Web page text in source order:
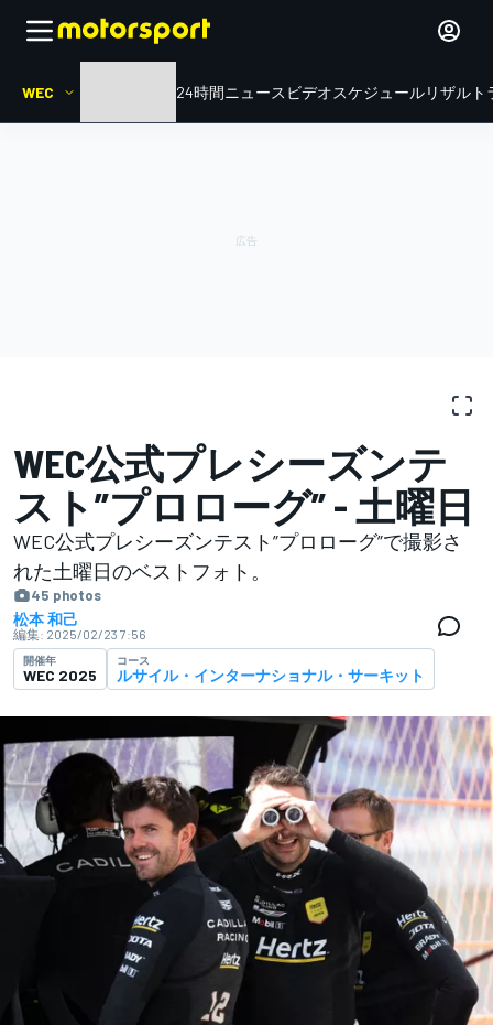
WEC ル・マン24時間ニュース ビデオスケジュールリザルト
WEC公式プレシーズンテ
スト”プロローグ” - 土曜日
WEC公式プレシーズンテスト”プロローグ”で撮影さ
れた土曜日のベストフォト。
45 photos
松本 和己
編集: 2025/02/23 7:56
開催年
WEC 2025
コース
ルサイル・インターナショナル・サーキット